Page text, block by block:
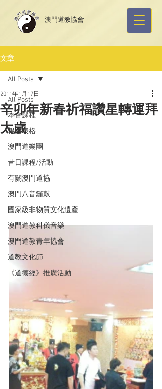
​澳門道教協會
文章
All Posts
本會課程
報名表格
澳門道樂團
昔日課程/活動
有關澳門道協
澳門八音鑼鼓
國家級非物質文化遺產
澳門道教科儀音樂
澳門道教青年協會
道教文化節
《道德經》推廣活動
All Posts
辛卯年新春祈福讚星轉運拜
太歲
2011年1月17日